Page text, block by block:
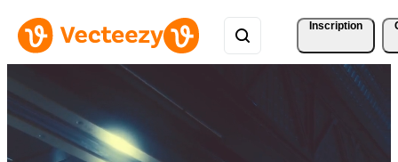
Inscription